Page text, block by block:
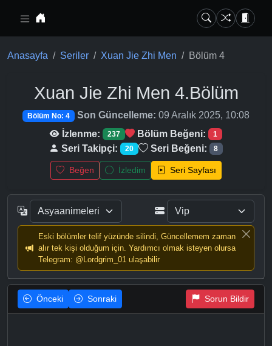
Anasayfa Seriler Xuan Jie Zhi Men Bölüm 4
Xuan Jie Zhi Men 4.Bölüm
Bölüm No: 4 Son Güncelleme: 09 Aralık 2025, 10:08
İzlenme:
237 Bölüm Beğeni: 1
Seri Takipçi: 20 Seri Beğeni: 8
Beğen İzledim Seri Sayfası
Eski bölümler telif yüzünde silindi, Güncellemem zaman
alır tek kişi olduğum için. Yardımcı olmak isteyen olursa
Telegram: @Lordgrim_01 ulaşabilir
Önceki Sonraki Sorun Bildir